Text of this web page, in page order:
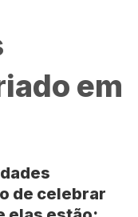
em
de celebrar